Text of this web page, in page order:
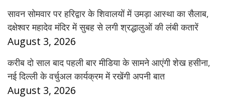
सावन सोमवार पर हरिद्वार के शिवालयों में उमड़ा आस्था का सैलाब,
दक्षेश्वर महादेव मंदिर में सुबह से लगी श्रद्धालुओं की लंबी कतारें
August 3, 2026
करीब दो साल बाद पहली बार मीडिया के सामने आएंगी शेख हसीना,
नई दिल्ली के वर्चुअल कार्यक्रम में रखेंगी अपनी बात
August 3, 2026